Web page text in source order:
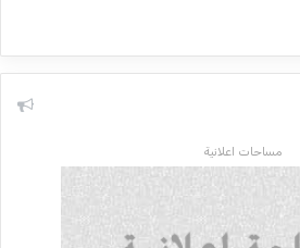
مساحات اعلانية